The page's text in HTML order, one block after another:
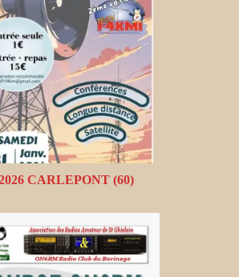
CARLEPONT (60)